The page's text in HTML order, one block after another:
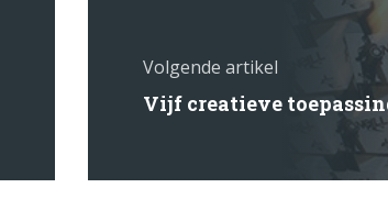
Volgende artikel
Vijf creatieve